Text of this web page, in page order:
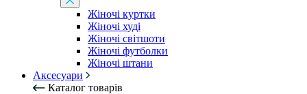
Жіночі куртки
Жіночі худі
Жіночі світшоти
Жіночі футболки
Жіночі штани
Аксесуари
Каталог товарів